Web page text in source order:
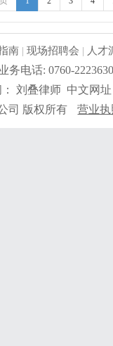
南 |现场招聘会 | 人才
务电话: 0760-
： 刘叠律师 中文网
司 版权所有
营业